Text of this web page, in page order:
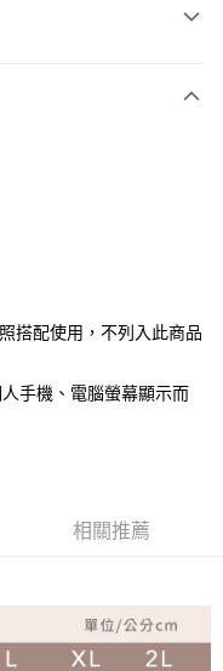
搭配使用，不列入此商品
手機、電腦螢幕顯示而
相關推薦